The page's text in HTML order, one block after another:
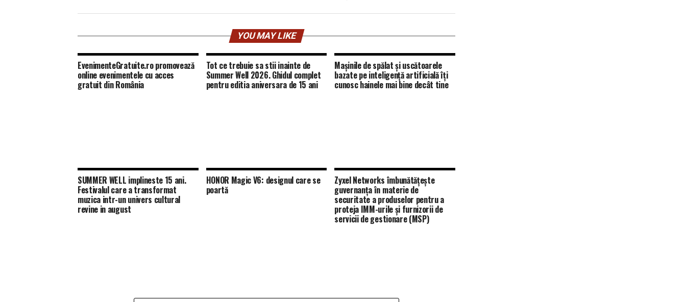
YOU MAY LIKE
EvenimenteGratuite.ro promovează
online evenimentele cu acces
gratuit din România
Tot ce trebuie sa stii inainte de
Summer Well 2026. Ghidul complet
pentru editia aniversara de 15 ani
Mașinile de spălat și uscătoarele
bazate pe inteligență artificială îți
cunosc hainele mai bine decât tine
SUMMER WELL implineste 15 ani.
Festivalul care a transformat
muzica intr-un univers cultural
revine in august
HONOR Magic V6: designul care se
poartă
Zyxel Networks îmbunătățește
guvernanța în materie de
securitate a produselor pentru a
proteja IMM-urile și furnizorii de
servicii de gestionare (MSP)